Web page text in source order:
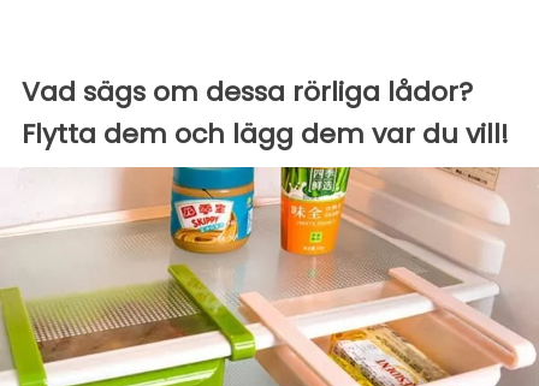
Vad sägs om dessa rörliga lådor?
Flytta dem och lägg dem var du vill!